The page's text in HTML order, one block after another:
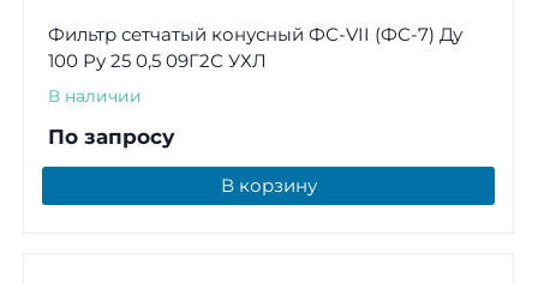
Фильтр сетчатый конусный ФС-VII (ФС-7) Ду
100 Ру 25 0,5 09Г2С УХЛ
В наличии
По запросу
В корзину